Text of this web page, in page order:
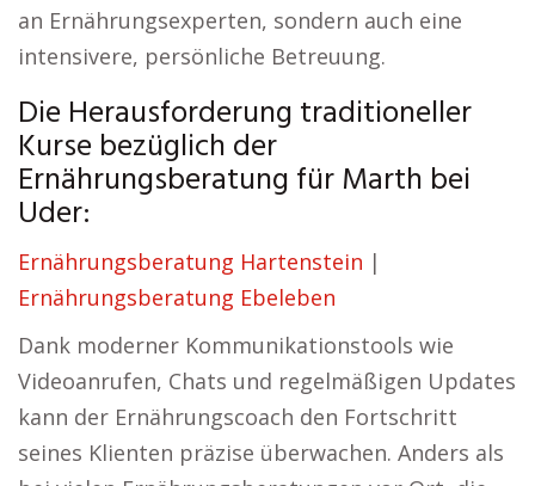
an Ernährungsexperten, sondern auch eine
intensivere, persönliche Betreuung.
Die Herausforderung traditioneller
Kurse bezüglich der
Ernährungsberatung für Marth bei
Uder:
Ernährungsberatung Hartenstein |
Ernährungsberatung Ebeleben
Dank moderner Kommunikationstools wie
Videoanrufen, Chats und regelmäßigen Updates
kann der Ernährungscoach den Fortschritt
seines Klienten präzise überwachen. Anders als